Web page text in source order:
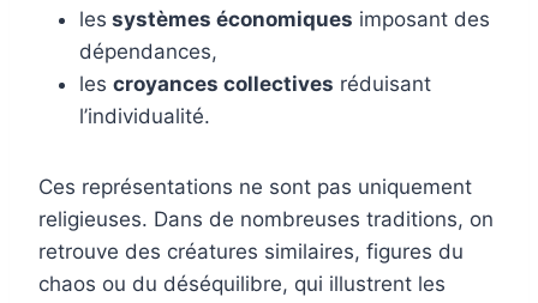
les systèmes économiques imposant des
dépendances,
les croyances collectives réduisant
l’individualité.
Ces représentations ne sont pas uniquement
religieuses. Dans de nombreuses traditions, on
retrouve des créatures similaires, figures du
chaos ou du déséquilibre, qui illustrent les